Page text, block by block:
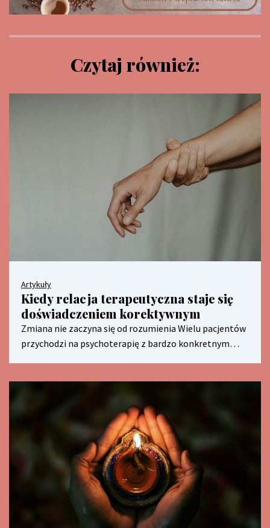
Czytaj również:
Artykuły
Kiedy relacja terapeutyczna staje się
doświadczeniem korektywnym
Zmiana nie zaczyna się od rozumienia Wielu pacjentów
przychodzi na psychoterapię z bardzo konkretnym…